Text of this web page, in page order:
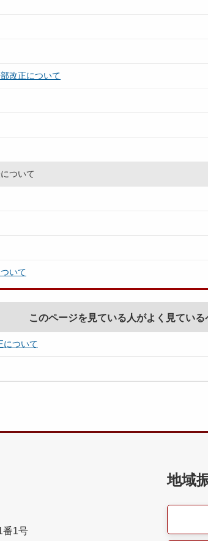
改正について
ついて
いて
このページを見ている人がよく見ている
について
番1号
地域